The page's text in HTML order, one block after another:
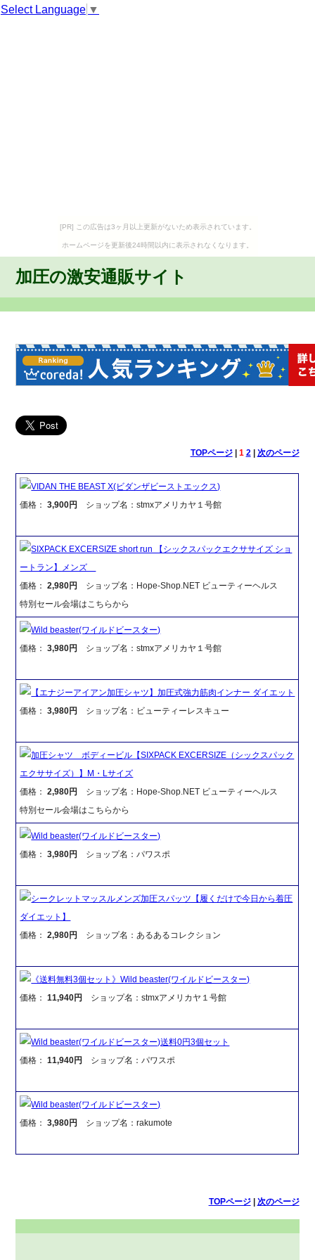
Select Language ▼
[PR] この広告は3ヶ月以上更新がないため表示されています。
ホームページを更新後24時間以内に表示されなくなります。
加圧の激安通販サイト
TOPページ| 1 2| 次のページ
VIDAN THE BEAST X(ビダンザビーストエックス)
価格：3,900円 ショップ名：stmxアメリカヤ１号館
SIXPACK EXCERSIZE short run 【シックスパックエクササイズ ショ
ートラン】メンズ
価格：2,980円
ショップ名：Hope-Shop.NET ビューティーヘルス
特別セール会場はこちらから
Wild beaster(ワイルドビースター)
価格：3,980円 ショップ名：stmxアメリカヤ１号館
【エナジーアイアン加圧シャツ】加圧式強力筋肉インナー ダイエット
価格：3,980円 ショップ名：ビューティーレスキュー
加圧シャツ ボディービル【SIXPACK EXCERSIZE（シックスパック
エクササイズ）】M・Lサイズ
価格：2,980円
ショップ名：Hope-Shop.NET ビューティーヘルス
特別セール会場はこちらから
Wild beaster(ワイルドビースター)
価格：3,980円 ショップ名：パワスポ
シークレットマッスルメンズ加圧スパッツ【履くだけで今日から着圧
ダイエット】
価格：2,980円 ショップ名：あるあるコレクション
《送料無料3個セット》Wild beaster(ワイルドビースター)
価格：11,940円 ショップ名：stmxアメリカヤ１号館
Wild beaster(ワイルドビースター)送料0円3個セット
価格：11,940円 ショップ名：パワスポ
Wild beaster(ワイルドビースター)
価格：3,980円 ショップ名：rakumote
TOPページ| 次のページ